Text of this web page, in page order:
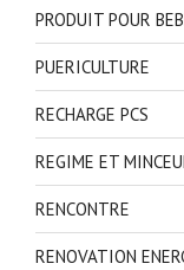
PRODUIT POUR
PUERICULTURE
RECHARGE PCS
REGIME ET
RENCONTRE
RENOVATION